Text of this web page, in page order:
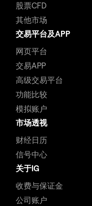
股票CFD
其他市场
交易平台及APP
网页平台
交易APP
高级交易平台
功能比较
模拟账户
市场透视
财经日历
信号中心
关于IG
收费与保证金
公司账户